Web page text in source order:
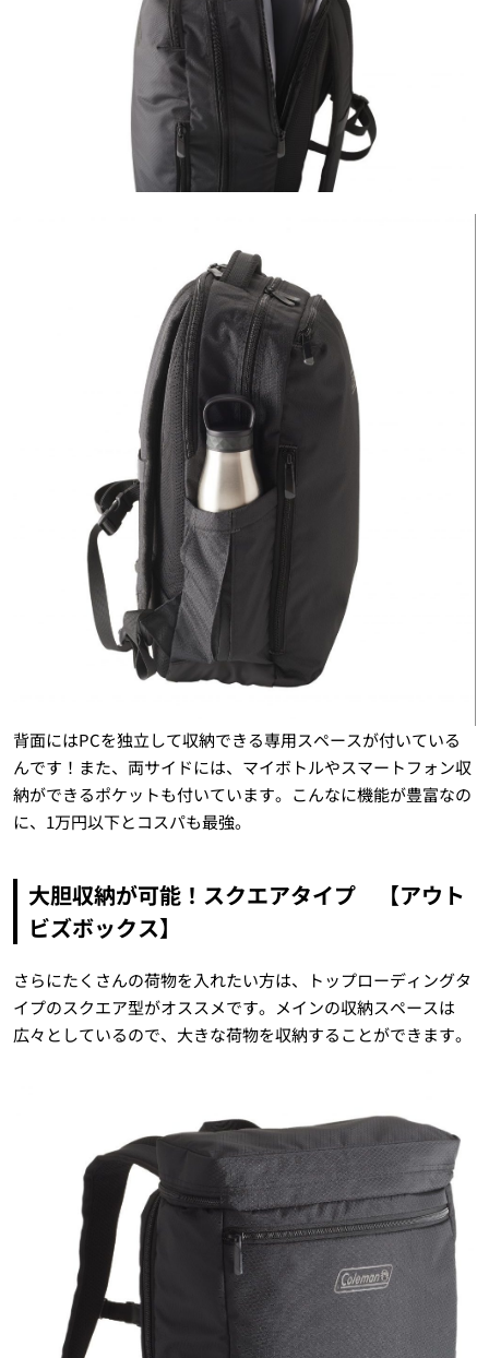
背面にはPCを独立して収納できる専用スペースが付いている
んです！また、両サイドには、マイボトルやスマートフォン収
納ができるポケットも付いています。こんなに機能が豊富なの
に、1万円以下とコスパも最強。
大胆収納が可能！スクエアタイプ 【アウト
ビズボックス】
さらにたくさんの荷物を入れたい方は、トップローディングタ
イプのスクエア型がオススメです。メインの収納スペースは
広々としているので、大きな荷物を収納することができます。